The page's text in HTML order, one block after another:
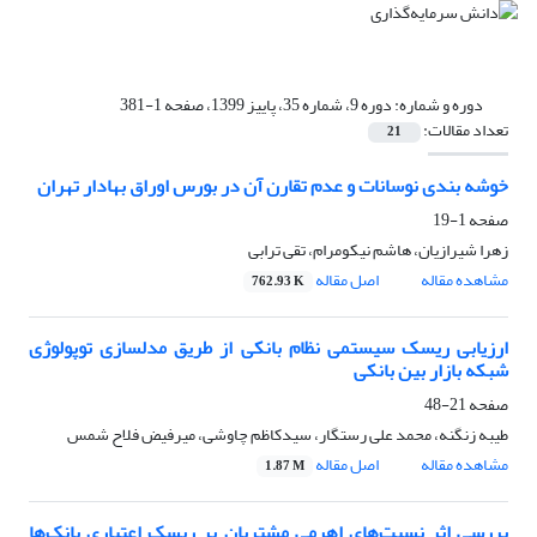
دوره و شماره:دوره 9، شماره 35، پاییز 1399، صفحه 1-381
تعداد مقالات: 21
خوشه بندی نوسانات و عدم تقارن آن در بورس اوراق بهادار تهران
صفحه1-19
زهرا شیرازیان، هاشم نیکومرام، تقی ترابی
مشاهده مقاله
اصل مقاله 762.93 K
ارزیابی ریسک سیستمی نظام بانکی از طریق مدلسازی توپولوژی
شبکه بازار بین بانکی
صفحه21-48
طیبه زنگنه، محمد علی رستگار، سیدکاظم چاوشی، میرفیض فلاح شمس
مشاهده مقاله
اصل مقاله 1.87 M